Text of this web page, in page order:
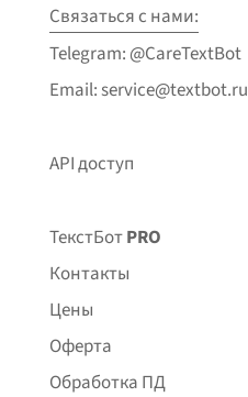
Связаться с нами:
Telegram: @CareTextBot
Email: service@textbot.ru
API доступ
ТекстБотPRO
Контакты
Цены
Оферта
Обработка ПД